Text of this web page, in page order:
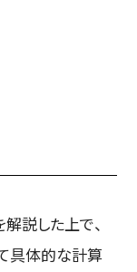
説した上で、
具体的な計算